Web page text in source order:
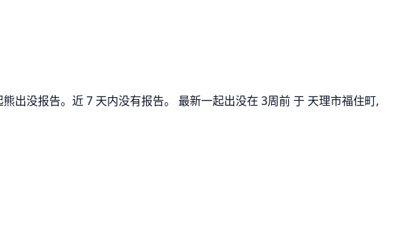
出没报告。近 7 天内没有报告。 最新一起出没在 3周前 于 天理市福住町,